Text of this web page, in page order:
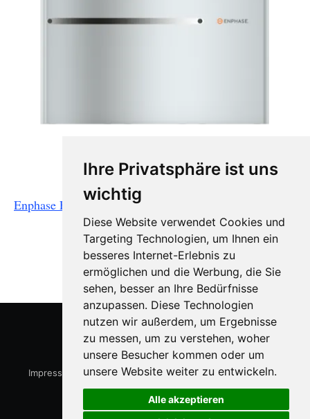
Ihre Privatsphäre ist uns
wichtig
Diese Website verwendet Cookies und
Targeting Technologien, um Ihnen ein
besseres Internet-Erlebnis zu
ermöglichen und die Werbung, die Sie
sehen, besser an Ihre Bedürfnisse
anzupassen. Diese Technologien
nutzen wir außerdem, um Ergebnisse
zu messen, um zu verstehen, woher
unsere Besucher kommen oder um
unsere Website weiter zu entwickeln.
Alle akzeptieren
Enphase Encharge 10T
Enphase Encharge 10T Batterie 10,5 kWh
15kWp.de© 2026
Impressum -Datenschutzerklärung-Cookie Einstellungen